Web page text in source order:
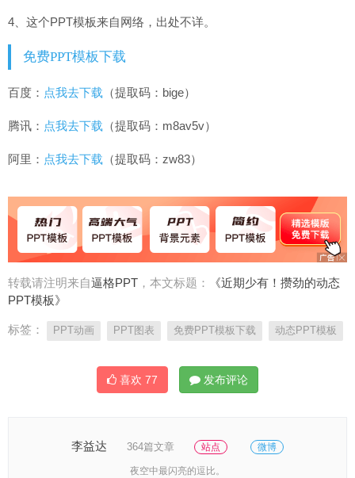
4、这个PPT模板来自网络，出处不详。
免费PPT模板下载
百度： 点我去下载 （提取码：bige）
腾讯： 点我去下载 （提取码：m8av5v）
阿里： 点我去下载 （提取码：zw83）
转载请注明来自逼格PPT ，本文标题：
《近期少有！攒劲的动态
PPT模板》
标签： PPT动画 PPT图表 免费PPT模板下载 动态PPT模板
喜欢 77 发布评论
李益达 364篇文章 站点 微博
夜空中最闪亮的逗比。